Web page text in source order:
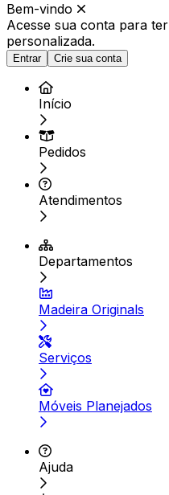
Bem-vindo
Acesse sua conta para ter
personalizada.
Entrar Crie sua conta
Início
Pedidos
Atendimentos
Departamentos
Madeira Originals
Serviços
Móveis Planejados
Ajuda